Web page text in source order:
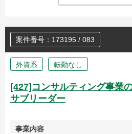
案件番号：173195 / 083
外資系 転勤なし
[427]コンサルティング事業
サブリーダー
事業内容